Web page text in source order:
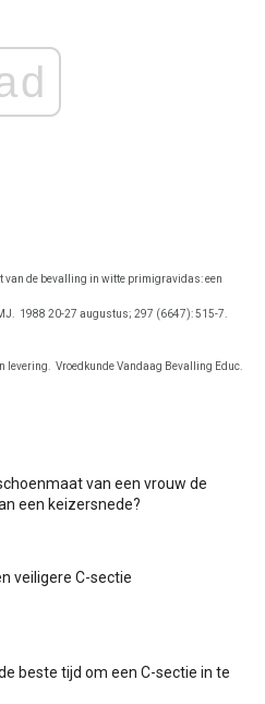
van de bevalling in witte primigravidas: een
1988 20-27 augustus; 297 (6647): 515-7.
levering. Vroedkunde Vandaag Bevalling Educ.
van een vrouw de
een keizersnede?
veiligere C-sectie
beste tijd om een ​​C-sectie in te